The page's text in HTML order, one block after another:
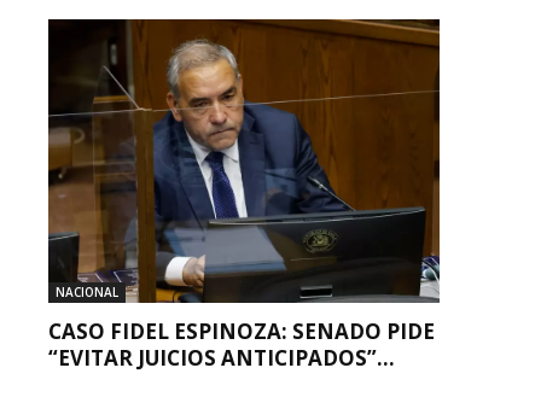
NACIONAL
CASO FIDEL ESPINOZA: SENADO PIDE
“EVITAR JUICIOS ANTICIPADOS”...